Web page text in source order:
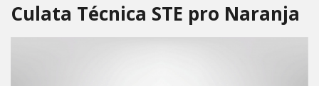
Culata Técnica STE pro Naranja